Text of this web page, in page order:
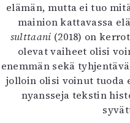
elämän, mutta ei tuo
mainion kattavassa
sulttaani (2018) on
olevat vaiheet olisi
enemmän sekä
jolloin olisi voinut tuoda
nyansseja tekstin